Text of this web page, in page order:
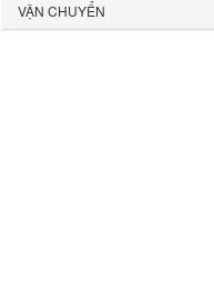
VẬN CHUYỂN